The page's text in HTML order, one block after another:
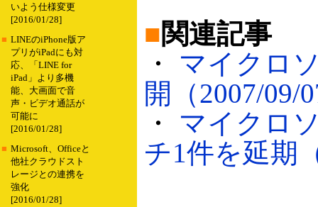
いよう仕様変更
[2016/01/28]
■ LINEのiPhone版ア
プリがiPadにも対
応、「LINE for
iPad」より多機
能、大画面で音
声・ビデオ通話が
可能に
[2016/01/28]
■ Microsoft、Officeと
他社クラウドスト
レージとの連携を
強化
[2016/01/28]
■関連記事
・ マイクロ
開（2007/09/
・ マイクロ
チ1件を延期